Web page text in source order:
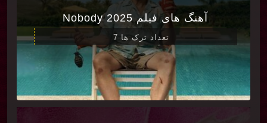
آهنگ های فیلم Nobody 2025
تعداد ترک ها 7